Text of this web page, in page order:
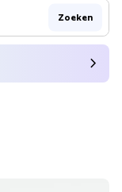
Zoeken
chevron_right